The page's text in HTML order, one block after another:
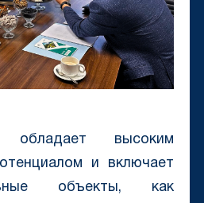
высоким
и включает
объекты, как